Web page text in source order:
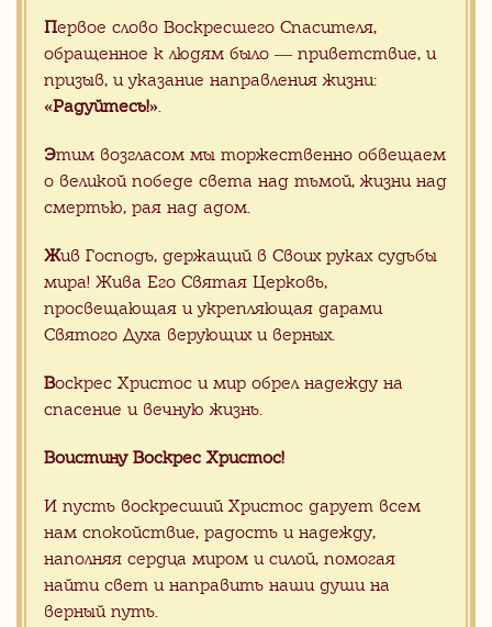
Китае
Полезные материалы
Прайс гранитной плитки ОПТ FOB
XIAMEN
Презентация Гранитная плитка
Византийская мозаика
предчувствие…..
Новости
Первое слово Воскресшего Спасителя,
обращенное к людям было — приветствие, и
призыв, и указание направления жизни:
«Радуйтесь!»
Этим возгласом мы торжественно обвещаем
о великой победе света над тьмой, жизни над
смертью, рая над адом.
Жив Господь, держащий в Своих руках судьбы
мира! Жива Его Святая Церковь,
просвещающая и укрепляющая дарами
Святого Духа верующих и верных.
Воскрес Христос и мир обрел надежду на
спасение и вечную жизнь.
Воистину Воскрес Христос!
И пусть воскресший Христос дарует всем
нам спокойствие, радость и надежду,
наполняя сердца миром и силой, помогая
найти свет и направить наши души на
верный путь.